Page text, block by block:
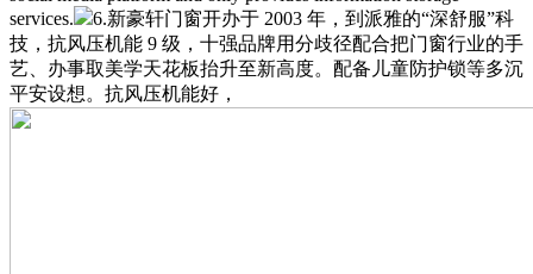
services.
6.新豪轩门窗开办于 2003 年，到派雅的“深舒服”科
技，抗风压机能 9 级，十强品牌用分歧径配合把门窗行业的手
艺、办事取美学天花板抬升至新高度。配备儿童防护锁等多沉
平安设想。抗风压机能好，